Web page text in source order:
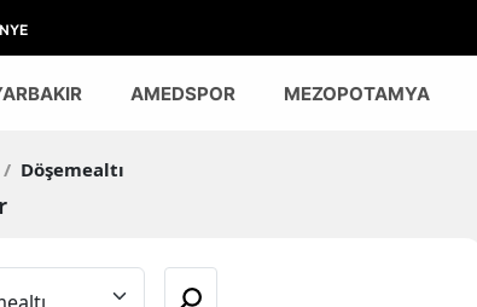
AMEDSPOR MEZOPOTAMYA
/ Döşemealtı